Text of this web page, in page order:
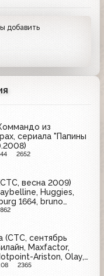
добавить
из
сериала "Папины
2652
весна 2009)
Huggies,
1664, bruno
Garnier, Lenor
862
(СТС, сентябрь
Maxfactor,
Ariston, Olay,
2365